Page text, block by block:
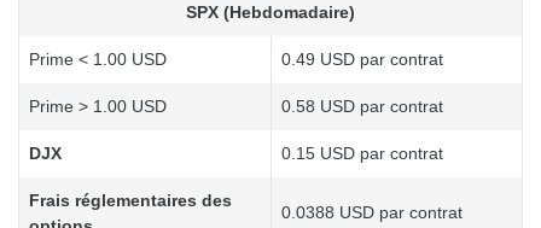
SPX (Hebdomadaire)
Prime < 1.00 USD 0.49 USD par contrat
Prime > 1.00 USD 0.58 USD par contrat
DJX 0.15 USD par contrat
Frais réglementaires des
0.0388 USD par contrat